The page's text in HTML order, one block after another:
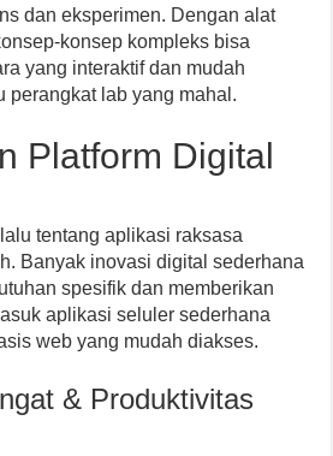
dan eksperimen. Dengan alat
konsep kompleks bisa
yang interaktif dan mudah
perangkat lab yang mahal.
Platform Digital
tentang aplikasi raksasa
Banyak inovasi digital sederhana
spesifik dan memberikan
aplikasi seluler sederhana
web yang mudah diakses.
& Produktivitas